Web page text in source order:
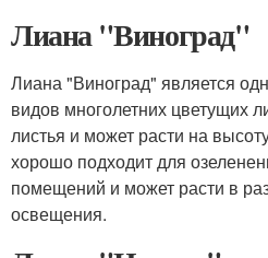
Лиана "Виноград"
Лиана "Виноград" является
видов многолетних цветущих
листья и может расти на
хорошо подходит для
помещений и может расти в
освещения.